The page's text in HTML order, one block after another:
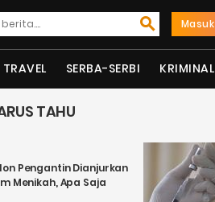
Masuk
TRAVEL SERBA-SERBI KRIMINAL
TAHU
Pengantin Dianjurkan
Menikah, Apa Saja